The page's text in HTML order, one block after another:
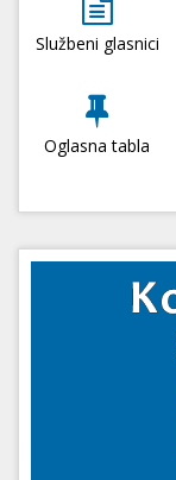
Službeni glasnici
Oglasna tabla